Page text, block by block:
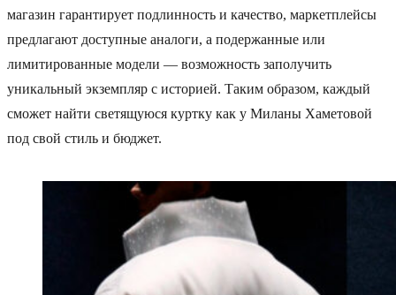
магазин гарантирует подлинность и качество, маркетплейсы
предлагают доступные аналоги, а подержанные или
лимитированные модели — возможность заполучить
уникальный экземпляр с историей. Таким образом, каждый
сможет найти светящуюся куртку как у Миланы Хаметовой
под свой стиль и бюджет.